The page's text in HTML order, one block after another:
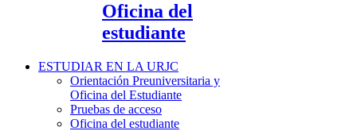
Oficina del
estudiante
ESTUDIAR EN LA URJC
Orientación Preuniversitaria y
Oficina del Estudiante
Pruebas de acceso
Oficina del estudiante